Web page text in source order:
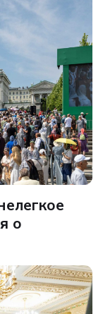
о